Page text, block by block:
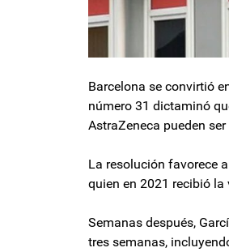
Barcelona se convirtió
número 31 dictaminó
AstraZeneca pueden
La resolución favorece
quien en 2021 recibió
Semanas después,
tres semanas,